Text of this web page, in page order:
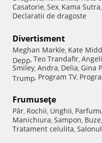
Casatorie, Sex, Kama Sutra,
Declaratii de dragoste
Divertisment
Meghan Markle, Kate
Depp, Teo Trandafir,
Smiley, Andra, Delia, Gina
Trump, Program TV,
Frumuseţe
Păr, Rochii, Unghii,
Manichiura, Sampon, Buze,
Tratament celulita,